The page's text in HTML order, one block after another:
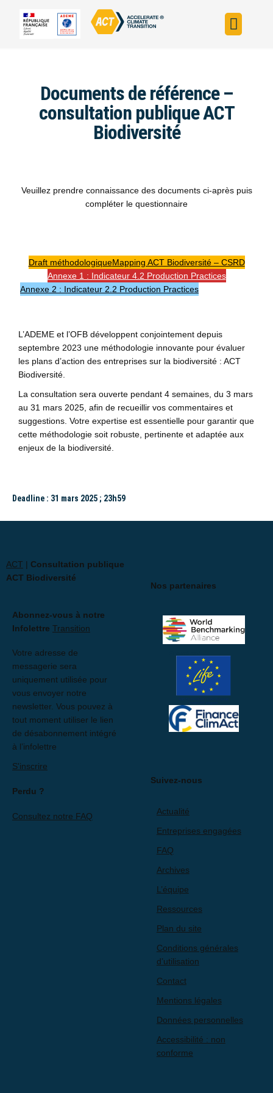
Documents de référence –
consultation publique ACT
Biodiversité
Veuillez prendre connaissance des documents ci-après puis
compléter le questionnaire
Draft méthodologiqueMapping ACT Biodiversité – CSRD
Annexe 1 : Indicateur 4.2 Production Practices
Annexe 2 : Indicateur 2.2 Production Practices
L’ADEME et l’OFB développent conjointement depuis
septembre 2023 une méthodologie innovante pour évaluer
les plans d’action des entreprises sur la biodiversité : ACT
Biodiversité.
La consultation sera ouverte pendant 4 semaines, du 3 mars
au 31 mars 2025, afin de recueillir vos commentaires et
suggestions. Votre expertise est essentielle pour garantir que
cette méthodologie soit robuste, pertinente et adaptée aux
enjeux de la biodiversité.
Deadline : 31 mars 2025 ; 23h59
ACT | Consultation publique
ACT Biodiversité
Abonnez-vous à notre
Infolettre Transition
Votre adresse de
messagerie sera
uniquement utilisée pour
vous envoyer notre
newsletter. Vous pouvez à
tout moment utiliser le lien
de désabonnement intégré
à l’infolettre
S'inscrire
Perdu ?
Consultez notre FAQ
Nos partenaires
Suivez-nous
Actualité
Entreprises engagées
FAQ
Archives
L’équipe
Ressources
Plan du site
Conditions générales
d’utilisation
Contact
Mentions légales
Données personnelles
Accessibilité : non
conforme